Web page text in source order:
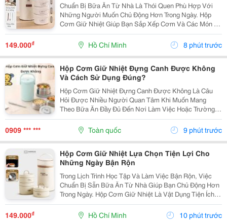
Chuẩn Bị Bữa Ăn Từ Nhà Là Thói Quen Phù Hợp Với
Những Người Muốn Chủ Động Hơn Trong Ngày. Hộp
Cơm Giữ Nhiệt Giúp Bạn Sắp Xếp Cơm Và Các Món Ăn
Kèm Gọn Gàng, Thuận Tiện Mang Theo Đến Trường,
Văn Phòng Hoặc Trong Những Chuyến Đi. Chọn Hộp Có
Số Ngăn...
149.000₫ Hồ Chí Minh 8 phút trước
Hộp Cơm Giữ Nhiệt Đựng Canh Được Không
Và Cách Sử Dụng Đúng?
Hộp Cơm Giữ Nhiệt Đựng Canh Được Không Là Câu
Hỏi Được Nhiều Người Quan Tâm Khi Muốn Mang
Theo Bữa Ăn Đầy Đủ Đến Nơi Làm Việc Hoặc Trường
Học. So Với Cơm Hay Thức Ăn Khô, Canh Là Món Ăn
Có Nhiều Nước Nên Người Dùng Thường Lo Ngại Về
Khả Năng Giữ...
0909 *** *** Toàn quốc 9 phút trước
Hộp Cơm Giữ Nhiệt Lựa Chọn Tiện Lợi Cho
Những Ngày Bận Rộn
Trong Lịch Trình Học Tập Và Làm Việc Bận Rộn, Việc
Chuẩn Bị Sẵn Bữa Ăn Từ Nhà Giúp Bạn Chủ Động Hơn
Trong Ngày. Hộp Cơm Giữ Nhiệt Là Vật Dụng Tiện Ích,
Hỗ Trợ Mang Theo Cơm Và Các Món Ăn Một Cách Gọn
Gàng, Phù Hợp Với Nhiều Nhu Cầu Sử Dụng. Chọn...
149.000₫ Hồ Chí Minh 10 phút trước